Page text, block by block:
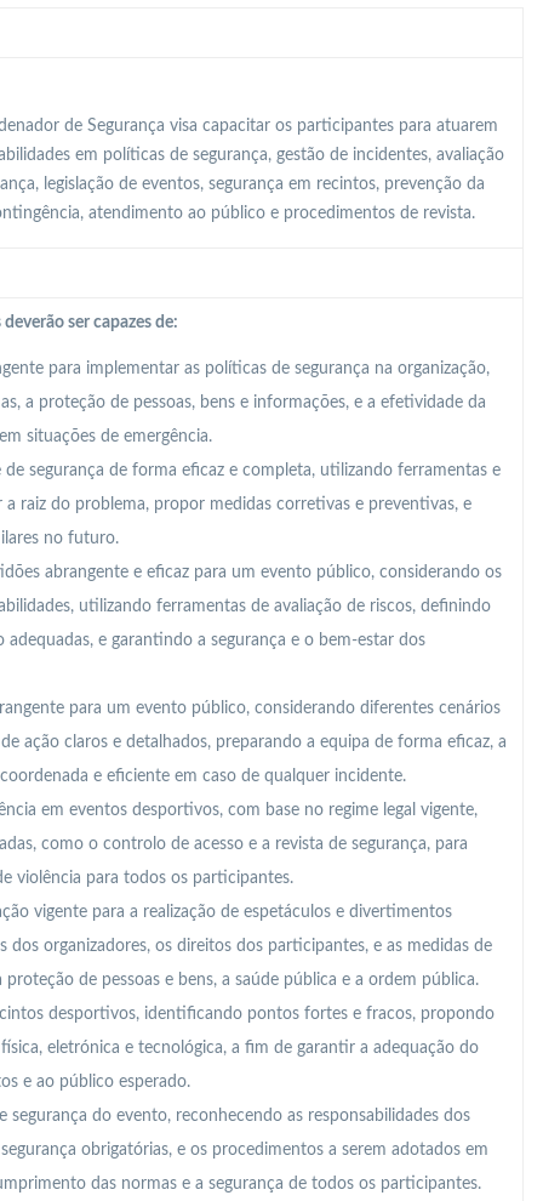
de Segurança visa capacitar os participantes para atuarem
em políticas de segurança, gestão de incidentes, avaliação
legislação de eventos, segurança em recintos, prevenção da
atendimento ao público e procedimentos de revista.
ser capazes de:
para implementar as políticas de segurança na organização,
a proteção de pessoas, bens e informações, e a efetividade da
situações de emergência.
segurança de forma eficaz e completa, utilizando ferramentas e
raiz do problema, propor medidas corretivas e preventivas, e
no futuro.
abrangente e eficaz para um evento público, considerando os
utilizando ferramentas de avaliação de riscos, definindo
e garantindo a segurança e o bem-estar dos
para um evento público, considerando diferentes cenários
ação claros e detalhados, preparando a equipa de forma eficaz, a
e eficiente em caso de qualquer incidente.
em eventos desportivos, com base no regime legal vigente,
como o controlo de acesso e a revista de segurança, para
violência para todos os participantes.
vigente para a realização de espetáculos e divertimentos
dos organizadores, os direitos dos participantes, e as medidas de
de pessoas e bens, a saúde pública e a ordem pública.
desportivos, identificando pontos fortes e fracos, propondo
eletrónica e tecnológica, a fim de garantir a adequação do
e ao público esperado.
segurança do evento, reconhecendo as responsabilidades dos
obrigatórias, e os procedimentos a serem adotados em
das normas e a segurança de todos os participantes.